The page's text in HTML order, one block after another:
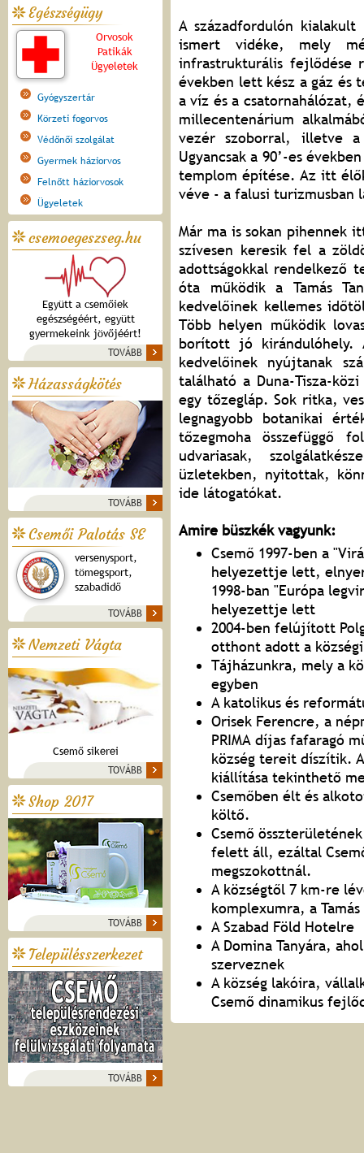
Egészségügy
Orvosok
Patikák
Ügyeletek
Gyógyszertár
Körzeti fogorvos
Védőnői szolgálat
Gyermek háziorvos
Felnőtt háziorvosok
Ügyeletek
csemoegeszseg.hu
Együtt a csemőiek
egészségéért, együtt
gyermekeink jövőjéért!
TOVÁBB
Házasságkötés
TOVÁBB
Csemői Palotás SE
versenysport,
tömegsport,
szabadidő
TOVÁBB
Nemzeti Vágta
Csemő sikerei
TOVÁBB
Shop 2017
TOVÁBB
Településszerkezet
TOVÁBB
A századfordulón
ismert vidéke, mely
infrastrukturális fejlődése
években lett kész a gáz és
a víz és a csatornahálózat,
millecentenárium
vezér szoborral, illetve
Ugyancsak a 90’-es
templom építése. Az itt
véve - a falusi turizmusban
Már ma is sokan pihennek
szívesen keresik fel a
adottságokkal rendelkező
óta működik a Tamás
kedvelőinek kellemes
Több helyen működik
borított jó kirándulóhely.
kedvelőinek nyújtanak
található a Duna-Tisza-
egy tőzegláp. Sok ritka,
legnagyobb botanikai
tőzegmoha összefüggő
udvariasak,
üzletekben, nyitottak,
ide látogatókat.
Amire büszkék vagyunk:
Csemő 1997-ben a
helyezettje lett,
1998-ban "Európa
helyezettje lett
2004-ben felújított
otthont adott a
Tájházunkra, mely a
egyben
A katolikus és
Orisek Ferencre, a
PRIMA díjas fafaragó
község tereit díszítik.
kiállítása tekinthető
Csemőben élt és
költő.
Csemő
felett áll, ezáltal
megszokottnál.
A községtől 7 km-re
komplexumra, a Tamás
A Szabad Föld Hotelre
A Domina Tanyára,
szerveznek
A község lakóira,
Csemő dinamikus